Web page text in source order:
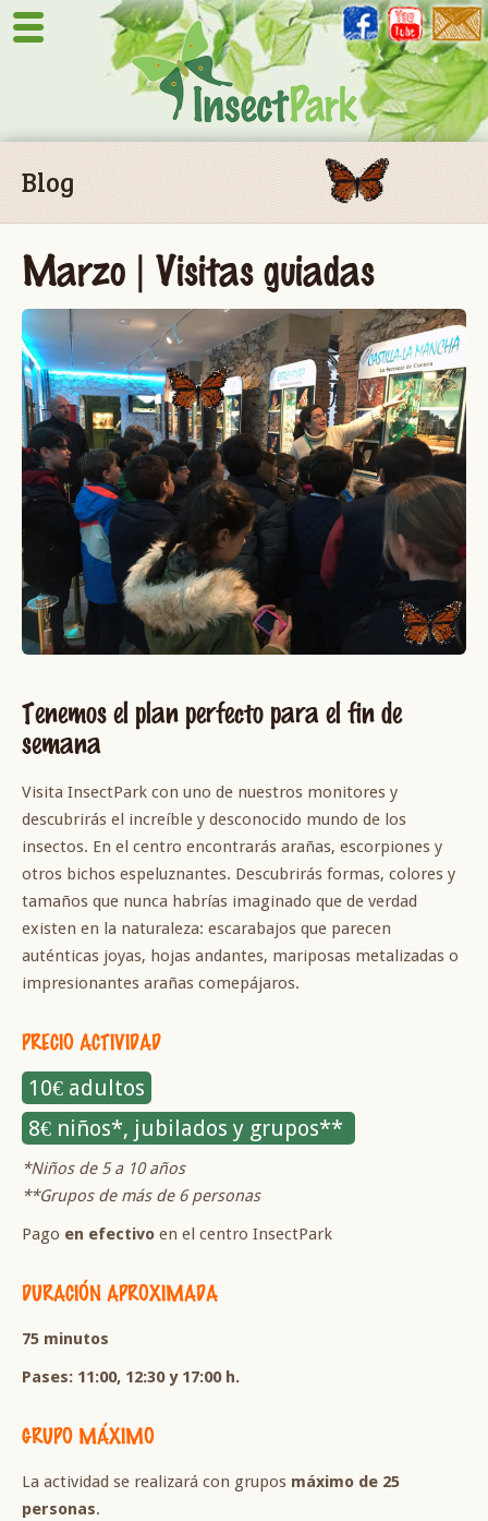
Blog
Marzo | Visitas guiadas
Tenemos el plan perfecto para el fin de
semana
Visita InsectPark con uno de nuestros monitores y
descubrirás el increíble y desconocido mundo de los
insectos. En el centro encontrarás arañas, escorpiones y
otros bichos espeluznantes. Descubrirás formas, colores y
tamaños que nunca habrías imaginado que de verdad
existen en la naturaleza: escarabajos que parecen
auténticas joyas, hojas andantes, mariposas metalizadas o
impresionantes arañas comepájaros.
PRECIO ACTIVIDAD
10€ adultos
8€ niños*, jubilados y grupos**
*Niños de 5 a 10 años
**Grupos de más de 6 personas
Pago en efectivo en el centro InsectPark
DURACIÓN APROXIMADA
75 minutos
Pases: 11:00, 12:30 y 17:00 h.
GRUPO MÁXIMO
La actividad se realizará con grupos máximo de 25
personas.